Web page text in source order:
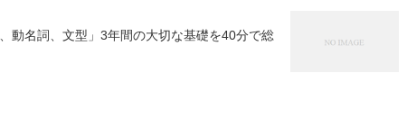
動名詞、文型」3年間の大切な基礎を40分で総